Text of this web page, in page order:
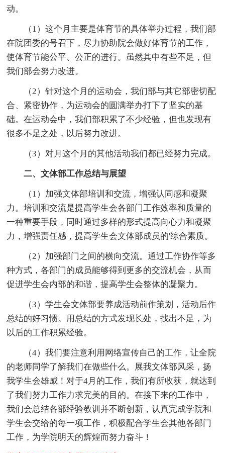
动。
（1）这个月主要是体育节的具体举办过程，我们部
在院团委的号召下，尽力协助院会做好体育节的工作，
使体育节能公平、公正的进行。虽然其中有些不足，但
我们部会努力改进。
（2）针对这个月的运动会，我们部与其它部密切配
合、紧密协作，为运动会的圆满举办打下了坚实的基
础。在运动会中，我们部积累了不少经验，但也发现有
很多不足之处，以后努力改进。
（3）对月这个月的其他活动我们都已经努力完成。
二、文体部工作总结与展望
（1）加强文体部培训和交流，增强认同感和凝聚
力。培训和交流是提高学生会各部门工作效率和质量的
一种重要手段，同时通过多样的形式提高向心力和凝聚
力，增强责任感，提高学生会文体部成员的'综合素质。
（2）加强部门之间的横向交流。通过工作协作等多
种方式，各部门的成员能够得到更多的交流机会，从而
促进学生会内部的和谐，提高学生会整体的凝聚力。
（3）学生会文体部要养成活动前作策划，活动后作
总结的好习惯。用总结的方式发现长处，找出不足，为
以后的工作积累经验。
（4）我们要注意利用网络宣传自己的工作，让全院
的老师同学了解我们在做些什么。展我文体部风采，扬
我学生会雄威！对于4月的工作，我们有所收获，就达到
了我们努力工作力求完美的目的。在接下来的工作中，
我们会总结各部经验教训并不断创新，认真完成学院和
学生会交给的每一项工作，积极配合学生会其他各部门
工作，为学院明天的辉煌而努力奋斗！